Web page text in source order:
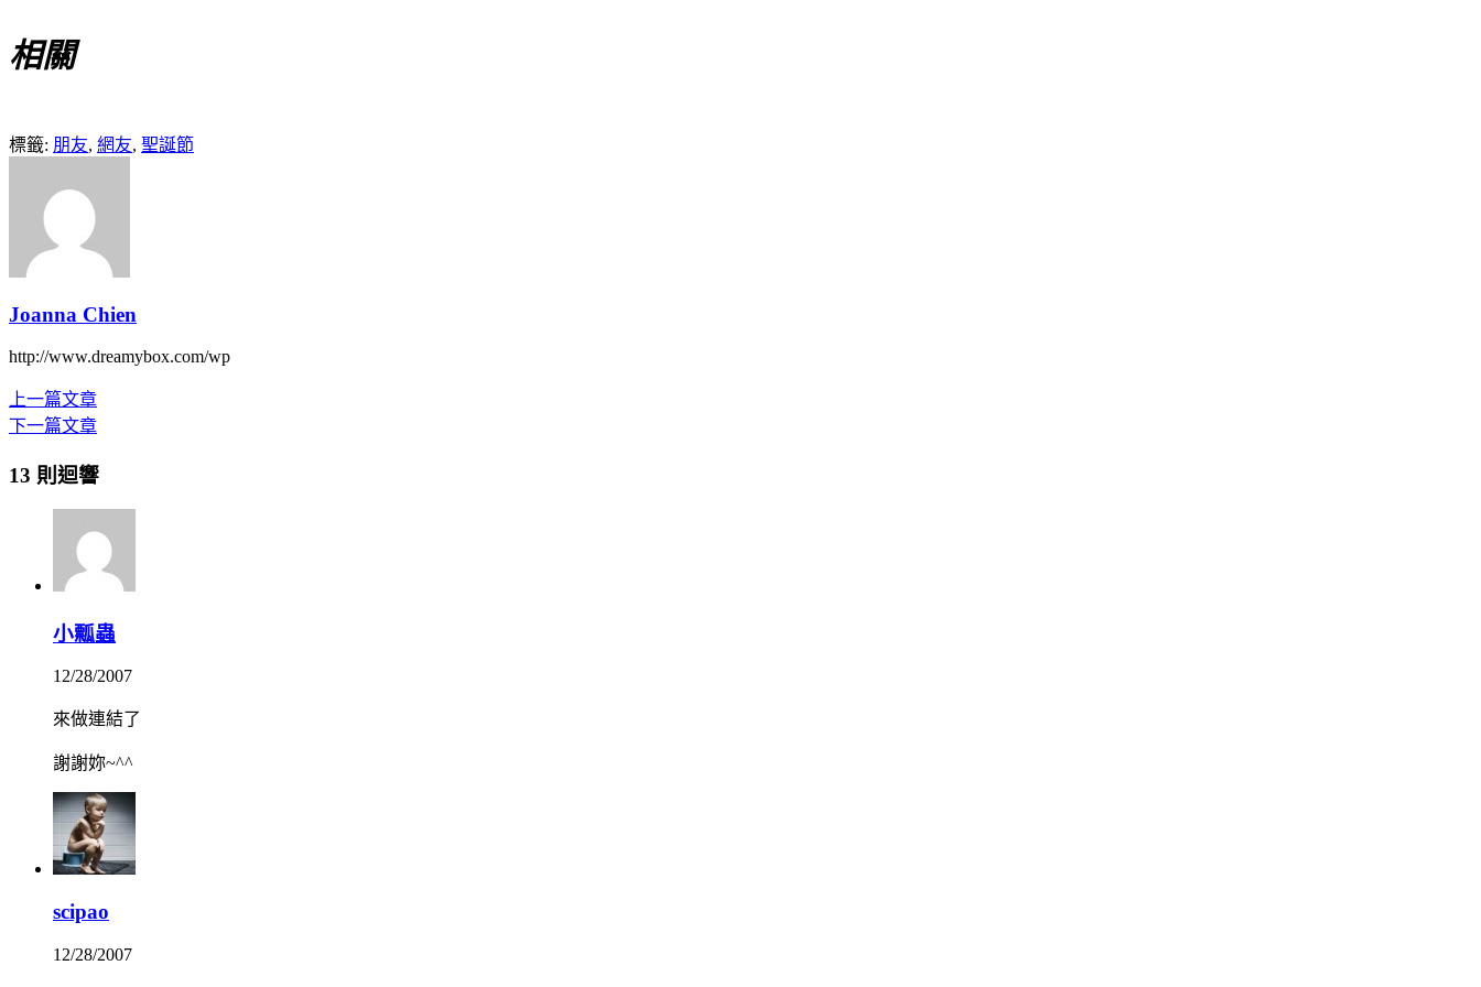
相關
標籤: 朋友, 網友, 聖誕節
Joanna Chien
http://www.dreamybox.com/wp
上一篇文章
下一篇文章
13 則迴響
小瓢蟲
12/28/2007
來做連結了
謝謝妳~^^
scipao
12/28/2007